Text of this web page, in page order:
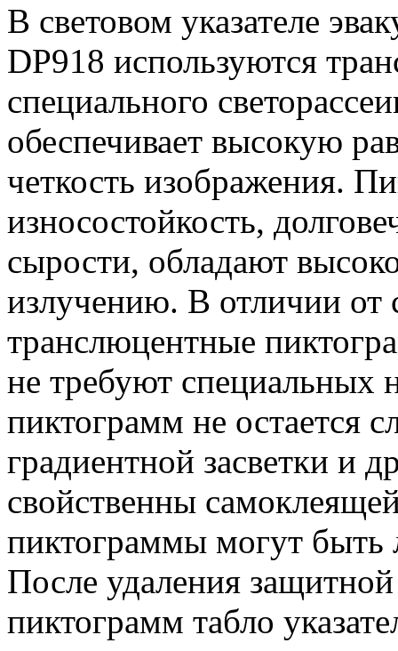
В световом указателе
DP918 используются
специального
обеспечивает высокую
четкость изображения.
износостойкость,
сырости, обладают
излучению. В отличии от
транслюцентные
не требуют специальных
пиктограмм не остается
градиентной засветки и
свойственны
пиктограммы могут быть
После удаления
пиктограмм табло